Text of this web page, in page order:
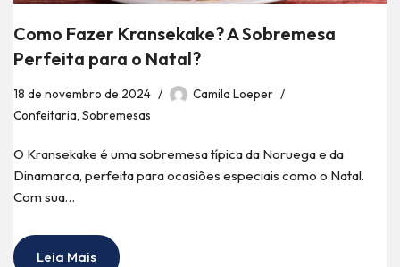
Como Fazer Kransekake? A Sobremesa
Perfeita para o Natal?
18 de novembro de 2024
Camila Loeper
Confeitaria, Sobremesas
O Kransekake é uma sobremesa típica da Noruega e da
Dinamarca, perfeita para ocasiões especiais como o Natal.
Com sua…
Leia Mais